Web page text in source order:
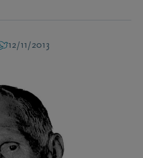
12/11/2013